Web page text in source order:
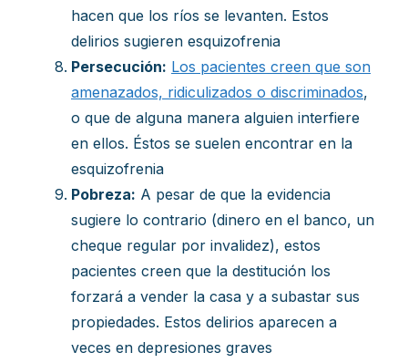
hacen que los ríos se levanten. Estos
delirios sugieren esquizofrenia
Persecución: Los pacientes creen que son
amenazados, ridiculizados o discriminados,
o que de alguna manera alguien interfiere
en ellos. Éstos se suelen encontrar en la
esquizofrenia
Pobreza: A pesar de que la evidencia
sugiere lo contrario (dinero en el banco, un
cheque regular por invalidez), estos
pacientes creen que la destitución los
forzará a vender la casa y a subastar sus
propiedades. Estos delirios aparecen a
veces en depresiones graves